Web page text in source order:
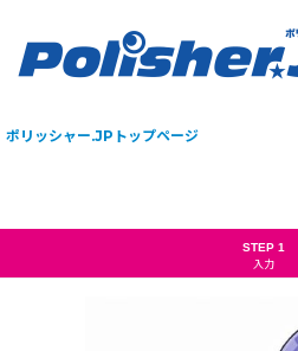
ポリッシャー.JPトップページ
STEP 1
入力